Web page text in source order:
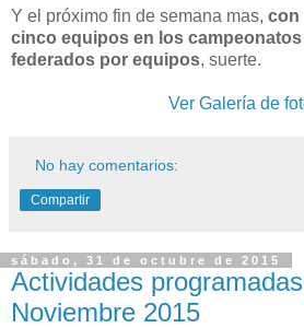
Y el próximo fin de semana mas, con
cinco equipos en los
federados por equipos, suerte.
Ver Galería de
No hay comentarios:
Compartir
sábado, 31 de octubre de 2015
Actividades
Noviembre 2015